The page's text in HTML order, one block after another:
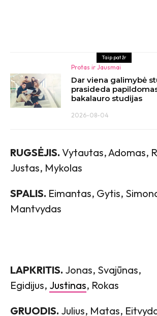
Taip pat žr
Protas ir Jausmai
Dar viena galimybė
prasideda
bakalauro studijas
2026-08-04
RUGSĖJIS. Vytautas, Adomas,
Justas, Mykolas
SPALIS. Eimantas, Gytis,
Mantvydas
LAPKRITIS. Jonas, Svajūnas,
Egidijus, Justinas, Rokas
GRUODIS. Julius, Matas,